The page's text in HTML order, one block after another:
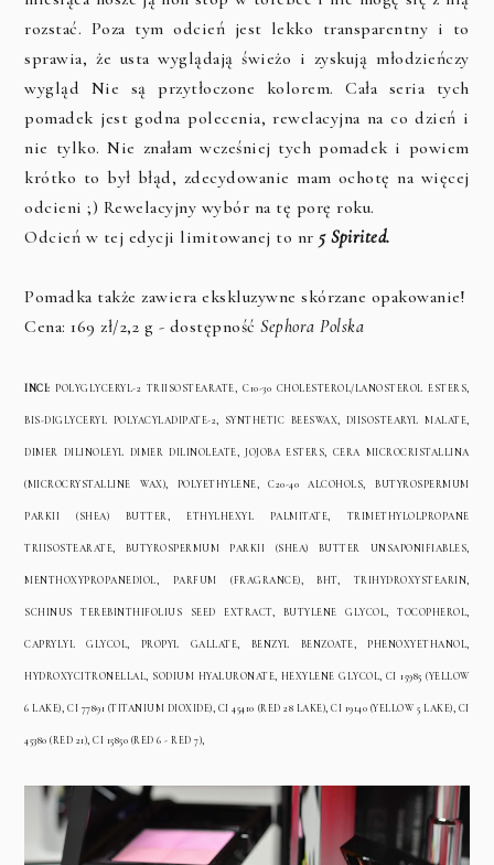
rozstać. Poza tym odcień jest lekko transparentny i to
sprawia, że usta wyglądają świeżo i zyskują młodzieńczy
wygląd Nie są przytłoczone kolorem. Cała seria tych
pomadek jest godna polecenia, rewelacyjna na co dzień i
nie tylko. Nie znałam wcześniej tych pomadek i powiem
krótko to był błąd, zdecydowanie mam ochotę na więcej
odcieni ;) Rewelacyjny wybór na tę porę roku.
Odcień w tej edycji limitowanej to nr5Spirited.
Pomadka także zawiera ekskluzywne skórzane opakowanie!
Cena: 169 zł/2,2 g - dostępnośćSephora Polska
INCI: POLYGLYCERYL-2 TRIISOSTEARATE, C10-30 CHOLESTEROL/LANOSTEROL ESTERS,
BIS-DIGLYCERYL POLYACYLADIPATE-2, SYNTHETIC BEESWAX, DIISOSTEARYL MALATE,
DIMER DILINOLEYL DIMER DILINOLEATE, JOJOBA ESTERS, CERA MICROCRISTALLINA
(MICROCRYSTALLINE WAX), POLYETHYLENE, C20-40 ALCOHOLS, BUTYROSPERMUM
PARKII (SHEA) BUTTER, ETHYLHEXYL PALMITATE, TRIMETHYLOLPROPANE
TRIISOSTEARATE, BUTYROSPERMUM PARKII (SHEA) BUTTER UNSAPONIFIABLES,
MENTHOXYPROPANEDIOL, PARFUM (FRAGRANCE), BHT, TRIHYDROXYSTEARIN,
SCHINUS TEREBINTHIFOLIUS SEED EXTRACT, BUTYLENE GLYCOL, TOCOPHEROL,
CAPRYLYL GLYCOL, PROPYL GALLATE, BENZYL BENZOATE, PHENOXYETHANOL,
HYDROXYCITRONELLAL, SODIUM HYALURONATE, HEXYLENE GLYCOL, CI 15985 (YELLOW
6 LAKE), CI 77891 (TITANIUM DIOXIDE), CI 45410 (RED 28 LAKE), CI 19140 (YELLOW 5 LAKE), CI
45380 (RED 21), CI 15850 (RED 6 - RED 7),